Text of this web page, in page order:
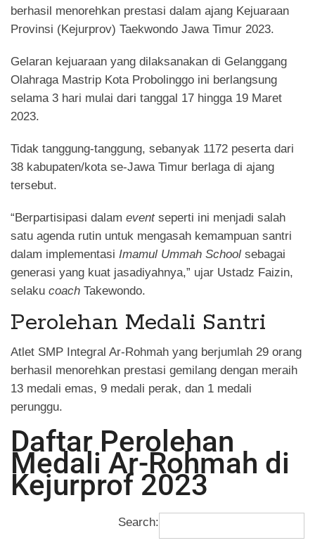
berhasil menorehkan prestasi dalam ajang Kejuaraan
Provinsi (Kejurprov) Taekwondo Jawa Timur 2023.
Gelaran kejuaraan yang dilaksanakan di Gelanggang
Olahraga Mastrip Kota Probolinggo ini berlangsung
selama 3 hari mulai dari tanggal 17 hingga 19 Maret
2023.
Tidak tanggung-tanggung, sebanyak 1172 peserta dari
38 kabupaten/kota se-Jawa Timur berlaga di ajang
tersebut.
“Berpartisipasi dalam eventseperti ini menjadi salah
satu agenda rutin untuk mengasah kemampuan santri
dalam implementasi Imamul Ummah School sebagai
generasi yang kuat jasadiyahnya,” ujar Ustadz Faizin,
selaku coach Takewondo.
Perolehan Medali Santri
Atlet SMP Integral Ar-Rohmah yang berjumlah 29 orang
berhasil menorehkan prestasi gemilang dengan meraih
13 medali emas, 9 medali perak, dan 1 medali
perunggu.
Daftar Perolehan
Medali Ar-Rohmah di
Kejurprof 2023
Search: